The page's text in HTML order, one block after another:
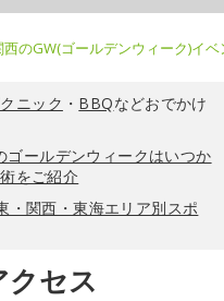
西のGW(ゴールデンウィーク)イ
ニック ・ BBQなどおでかけ
ゴールデンウィークはいつか
をご紹介
・関西・東海エリア別スポ
クセス